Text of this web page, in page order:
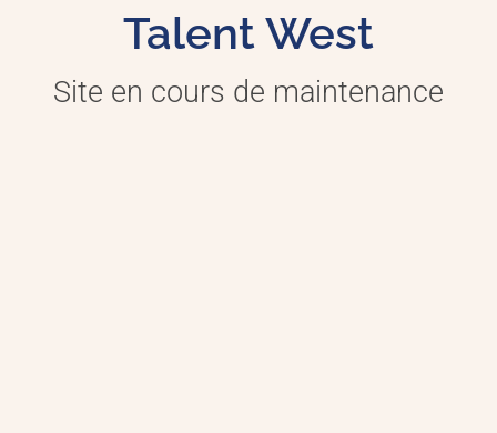
Talent West
Site en cours de maintenance